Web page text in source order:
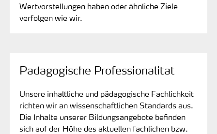
Wertvorstellungen haben oder ähnliche Ziele
verfolgen wie wir.
Pädagogische Professionalität
Unsere inhaltliche und pädagogische Fachlichkeit
richten wir an wissenschaftlichen Standards aus.
Die Inhalte unserer Bildungsangebote befinden
sich auf der Höhe des aktuellen fachlichen bzw.